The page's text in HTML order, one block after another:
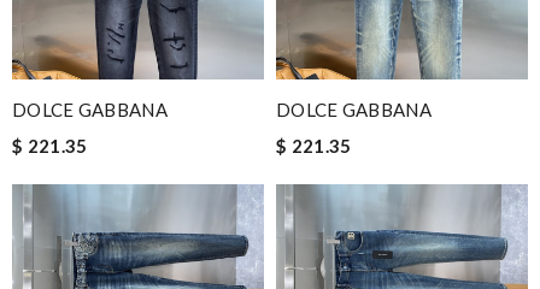
DOLCE GABBANA
$ 221.35
DOLCE GABBANA
$ 221.35